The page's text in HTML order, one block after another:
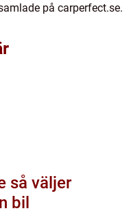
på carperfect.se.
bil